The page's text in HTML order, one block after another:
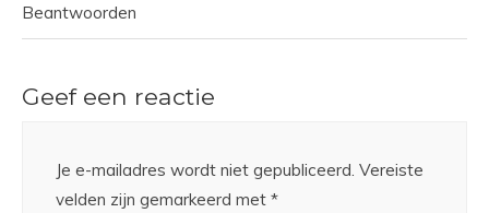
Beantwoorden
Geef een reactie
Je e-mailadres wordt niet gepubliceerd. Vereiste
velden zijn gemarkeerd met *